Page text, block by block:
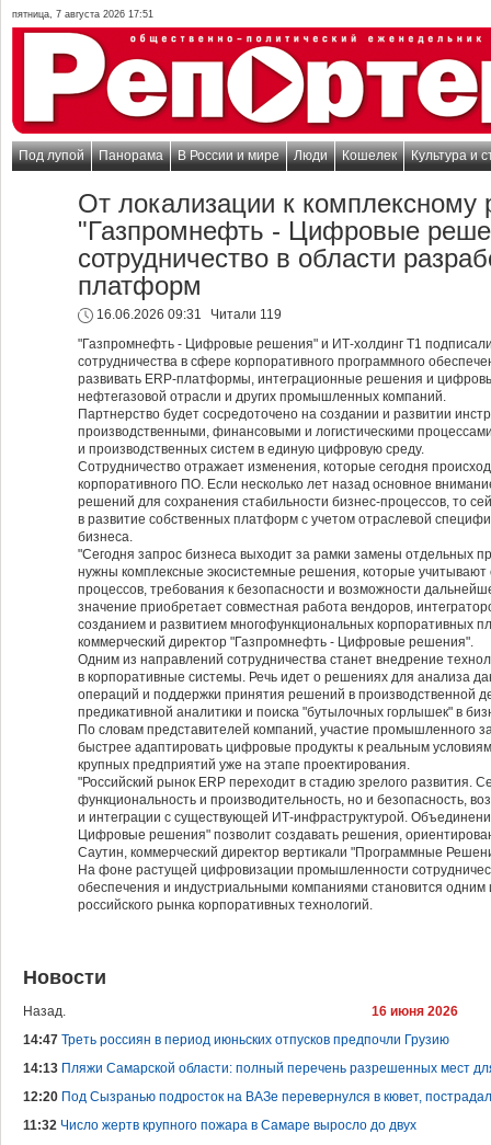
пятница, 7 августа 2026 17:51
Под лупой Панорама В России и мире Люди Кошелек Культура и
От локализации к комплексному
"Газпромнефть - Цифровые
сотрудничество в области
платформ
16.06.2026 09:31
Читали 119
"Газпромнефть - Цифровые решения" и ИТ-холдинг Т1
сотрудничества в сфере корпоративного программного
развивать ERP-платформы, интеграционные решения и
нефтегазовой отрасли и других промышленных компаний.
Партнерство будет сосредоточено на создании и развитии
производственными, финансовыми и логистическими
и производственных систем в единую цифровую среду.
Сотрудничество отражает изменения, которые сегодня
корпоративного ПО. Если несколько лет назад основное
решений для сохранения стабильности бизнес-процессов, то
в развитие собственных платформ с учетом отраслевой
бизнеса.
"Сегодня запрос бизнеса выходит за рамки замены отдельных
нужны комплексные экосистемные решения, которые учитывают
процессов, требования к безопасности и возможности
значение приобретает совместная работа вендоров,
созданием и развитием многофункциональных корпоративных
коммерческий директор "Газпромнефть - Цифровые решения".
Одним из направлений сотрудничества станет внедрение
в корпоративные системы. Речь идет о решениях для анализа
операций и поддержки принятия решений в производственной
предикативной аналитики и поиска "бутылочных горлышек" в
По словам представителей компаний, участие промышленного
быстрее адаптировать цифровые продукты к реальным
крупных предприятий уже на этапе проектирования.
"Российский рынок ERP переходит в стадию зрелого развития.
функциональность и производительность, но и безопасность,
и интеграции с существующей ИТ-инфраструктурой.
Цифровые решения" позволит создавать решения,
Саутин, коммерческий директор вертикали "Программные
На фоне растущей цифровизации промышленности
обеспечения и индустриальными компаниями становится
российского рынка корпоративных технологий.
Новости
Назад.
16 июня 2026
14:47 Треть россиян в период июньских отпусков предпочли Грузию
14:13 Пляжи Самарской области: полный перечень разрешенных мест
12:20 Под Сызранью подросток на ВАЗе перевернулся в кювет,
11:32 Число жертв крупного пожара в Самаре выросло до двух